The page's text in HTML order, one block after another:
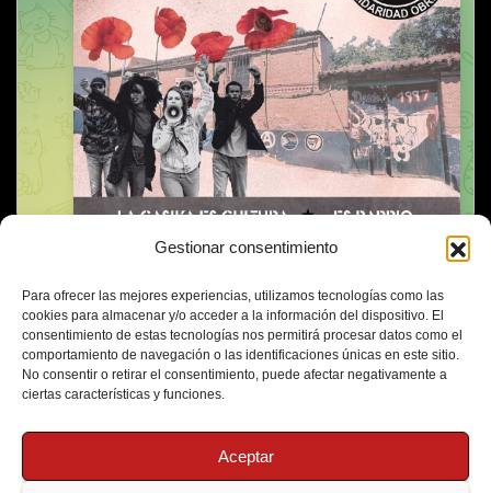
Gestionar consentimiento
Para ofrecer las mejores experiencias, utilizamos tecnologías como las
cookies para almacenar y/o acceder a la información del dispositivo. El
consentimiento de estas tecnologías nos permitirá procesar datos como el
comportamiento de navegación o las identificaciones únicas en este sitio.
No consentir o retirar el consentimiento, puede afectar negativamente a
ciertas características y funciones.
Aceptar